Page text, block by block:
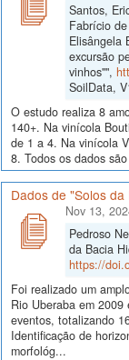
Santos,
Fabrício
Elisângela
excursão
vinhos"",
SoilData,
O estudo realiza 8
140+. Na vinícola
de 1 a 4. Na vinícola
8. Todos os dados
Dados de "Solos
Nov 13,
Pedroso
da Bacia
https://
Foi realizado um
Rio Uberaba em
eventos, totalizando
Identificação de
morfológ...